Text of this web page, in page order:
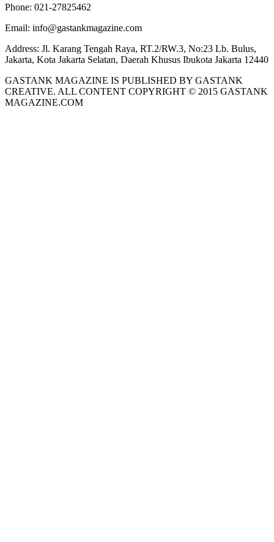
Phone: 021-27825462
Email: info@gastankmagazine.com
Address: Jl. Karang Tengah Raya, RT.2/RW.3, No:23 Lb. Bulus,
Jakarta, Kota Jakarta Selatan, Daerah Khusus Ibukota Jakarta 12440
GASTANK MAGAZINE IS PUBLISHED BY GASTANK
CREATIVE. ALL CONTENT COPYRIGHT © 2015 GASTANK
MAGAZINE.COM